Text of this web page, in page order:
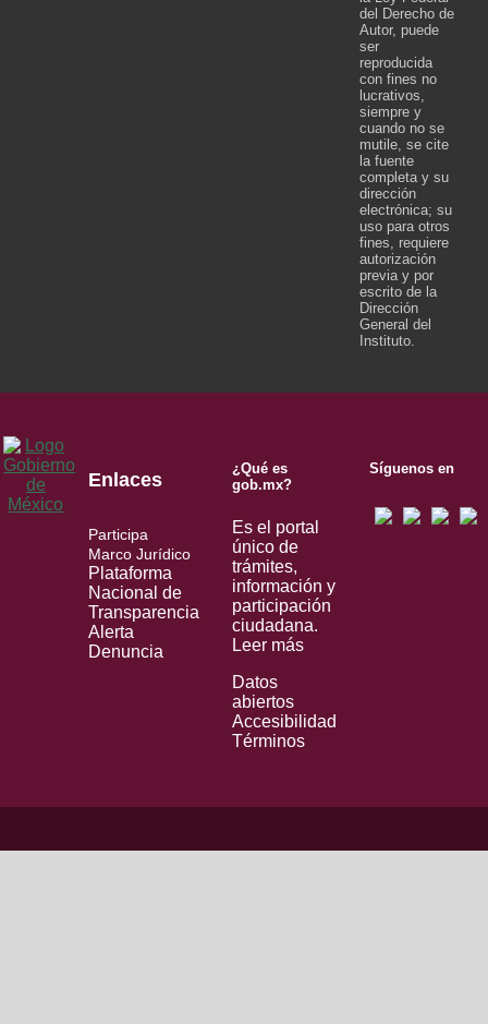
del Derecho de
Autor, puede
ser
reproducida
con fines no
lucrativos,
siempre y
cuando no se
mutile, se cite
la fuente
completa y su
dirección
electrónica; su
uso para otros
fines, requiere
autorización
previa y por
escrito de la
Dirección
General del
Instituto.
Enlaces
Participa
Marco Jurídico
Plataforma
Nacional de
Transparencia
Alerta
Denuncia
¿Qué es
gob.mx?
Es el portal
único de
trámites,
información y
participación
ciudadana.
Leer más
Datos
abiertos
Accesibilidad
Términos
Síguenos en